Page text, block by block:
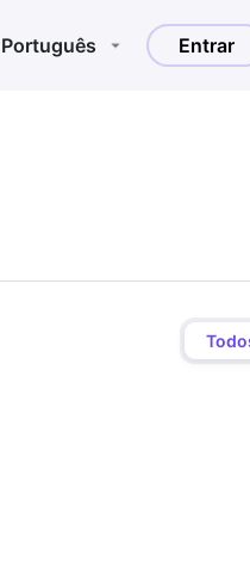
Português Entrar